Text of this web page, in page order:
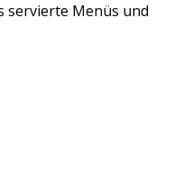
servierte Menüs und